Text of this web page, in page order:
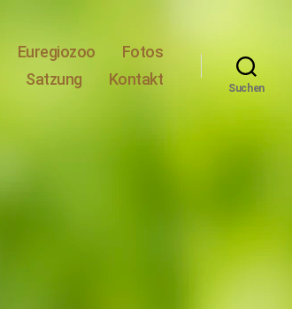
Euregiozoo
Fotos
Satzung Kontakt Suchen